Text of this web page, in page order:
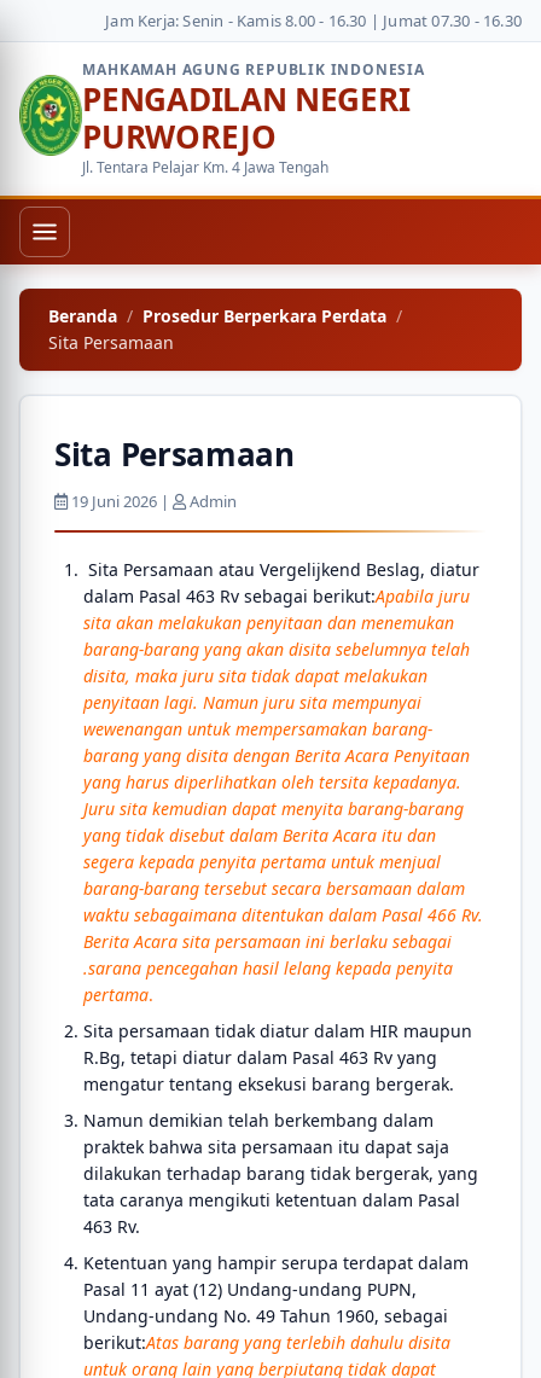
Jam Kerja: Senin - Kamis 8.00 - 16.30 | Jumat 07.30 - 16.30
MAHKAMAH AGUNG REPUBLIK INDONESIA
PENGADILAN NEGERI
PURWOREJO
Jl. Tentara Pelajar Km. 4 Jawa Tengah
Beranda
Prosedur Berperkara Perdata
Sita Persamaan
Sita Persamaan
19 Juni 2026 | Admin
Sita Persamaan atau Vergelijkend Beslag, diatur
dalam Pasal 463 Rv sebagai berikut:Apabila juru
sita akan melakukan penyitaan dan menemukan
barang-barang yang akan disita sebelumnya telah
disita, maka juru sita tidak dapat melakukan
penyitaan lagi. Namun juru sita mempunyai
wewenangan untuk mempersamakan barang-
barang yang disita dengan Berita Acara Penyitaan
yang harus diperlihatkan oleh tersita kepadanya.
Juru sita kemudian dapat menyita barang-barang
yang tidak disebut dalam Berita Acara itu dan
segera kepada penyita pertama untuk menjual
barang-barang tersebut secara bersamaan dalam
waktu sebagaimana ditentukan dalam Pasal 466 Rv.
Berita Acara sita persamaan ini berlaku sebagai
.sarana pencegahan hasil lelang kepada penyita
pertama.
Sita persamaan tidak diatur dalam HIR maupun
R.Bg, tetapi diatur dalam Pasal 463 Rv yang
mengatur tentang eksekusi barang bergerak.
Namun demikian telah berkembang dalam
praktek bahwa sita persamaan itu dapat saja
dilakukan terhadap barang tidak bergerak, yang
tata caranya mengikuti ketentuan dalam Pasal
463 Rv.
Ketentuan yang hampir serupa terdapat dalam
Pasal 11 ayat (12) Undang-undang PUPN,
Undang-undang No. 49 Tahun 1960, sebagai
berikut:Atas barang yang terlebih dahulu disita
untuk orang lain yang berpiutang tidak dapat